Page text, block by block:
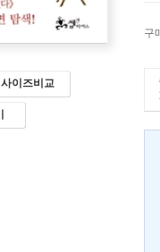
사이즈비교
구